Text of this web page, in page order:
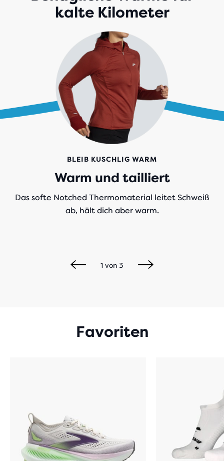
kalte Kilometer
BLEIB KUSCHLIG WARM
Warm und tailliert
Das softe Notched Thermomaterial leitet Schweiß
ab, hält dich aber warm.
1 von 3
Favoriten